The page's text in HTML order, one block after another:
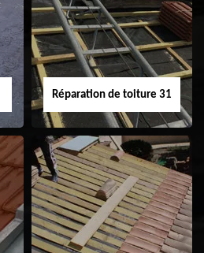
demoussage de
toiture 31
Réparation de toiture 31
Réparation de
toiture 31